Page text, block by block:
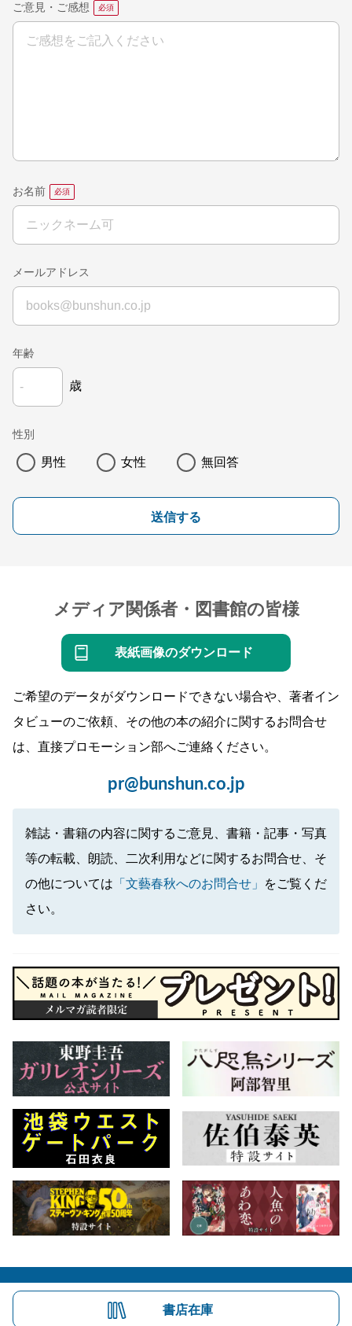
ご意見・ご感想
お名前
メールアドレス
年齢
歳
性別
男性 女性 無回答
送信する
メディア関係者・図書館の皆様
表紙画像のダウンロード
ご希望のデータがダウンロードできない場合や、著者イン
タビューのご依頼、その他の本の紹介に関するお問合せ
は、直接プロモーション部へご連絡ください。
pr@bunshun.co.jp
雑誌・書籍の内容に関するご意見、書籍・記事・写真
等の転載、朗読、二次利用などに関するお問合せ、そ
の他については 「文藝春秋へのお問合せ」
をご覧くだ
さい。
書店在庫
会社概要 自費出版のご案内 お問合せ
株式会社文藝春秋 文春オンライン Number Web